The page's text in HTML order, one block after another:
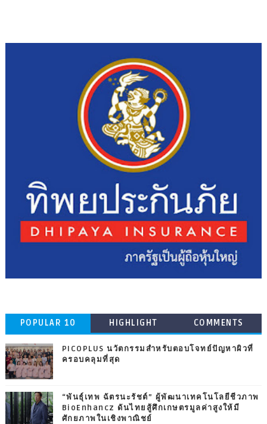
POPULAR 10 HIGHLIGHT COMMENTS
PICOPLUS นวัตกรรมสำหรับตอบโจทย์ปัญหาผิวที่
ครอบคลุมที่สุด
“พันธุ์เทพ ฉัตรนะรัชต์” ผู้พัฒนาเทคโนโลยีชีวภาพ
BioEnhancz ดันไทยสู้ศึกเกษตรมูลค่าสูงให้มี
ศักยภาพในเชิงพาณิชย์